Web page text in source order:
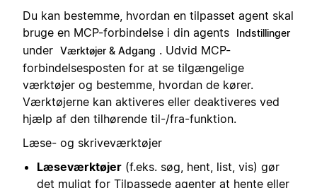
Du kan bestemme, hvordan en tilpasset agent skal
bruge en MCP-forbindelse i din agents
Indstillinger
under Værktøjer & Adgang . Udvid MCP-
forbindelsesposten for at se tilgængelige
værktøjer og bestemme, hvordan de kører.
Værktøjerne kan aktiveres eller deaktiveres ved
hjælp af den tilhørende til-/fra-funktion.
Læse- og skriveværktøjer
Læseværktøjer (f.eks. søg, hent, list, vis) gør
det muligt for Tilpassede agenter at hente eller